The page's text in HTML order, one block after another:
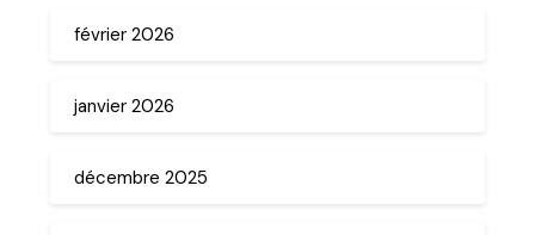
février 2026
janvier 2026
décembre 2025